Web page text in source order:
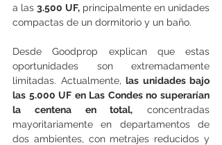
a las 3.500 UF, principalmente en unidades
compactas de un dormitorio y un baño.
Desde Goodprop explican que estas
oportunidades son extremadamente
limitadas. Actualmente, las unidades bajo
las 5.000 UF en Las Condes no superarían
la centena en total, concentradas
mayoritariamente en departamentos de
dos ambientes, con metrajes reducidos y